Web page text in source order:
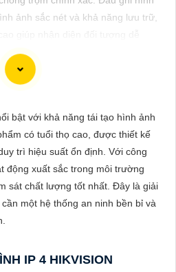
ảnh sắc nét và khả năng lưu trữ,
ghi hình đồng thời 4 camera cho
nhau qua ứng dụng di động hoặc
thuận tiện trong việc kiểm soát an
an ninh hiệu quả và chi phí phải
bật với khả năng tái tạo hình ảnh
có tuổi thọ cao, được thiết kế
trì hiệu suất ổn định. Với công
động xuất sắc trong môi trường
sát chất lượng tốt nhất. Đây là giải
một hệ thống an ninh bền bỉ và
IP 4 HIKVISION